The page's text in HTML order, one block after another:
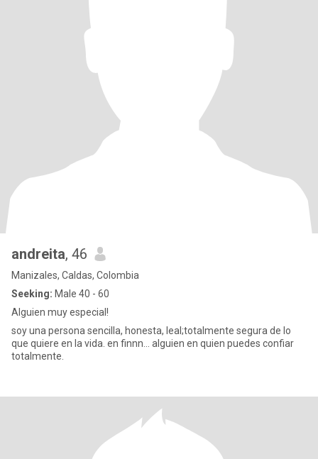
andreita, 46
Manizales, Caldas, Colombia
Seeking: Male 40 - 60
Alguien muy especial!
soy una persona sencilla, honesta, leal;totalmente segura de lo
que quiere en la vida. en finnn... alguien en quien puedes confiar
totalmente.